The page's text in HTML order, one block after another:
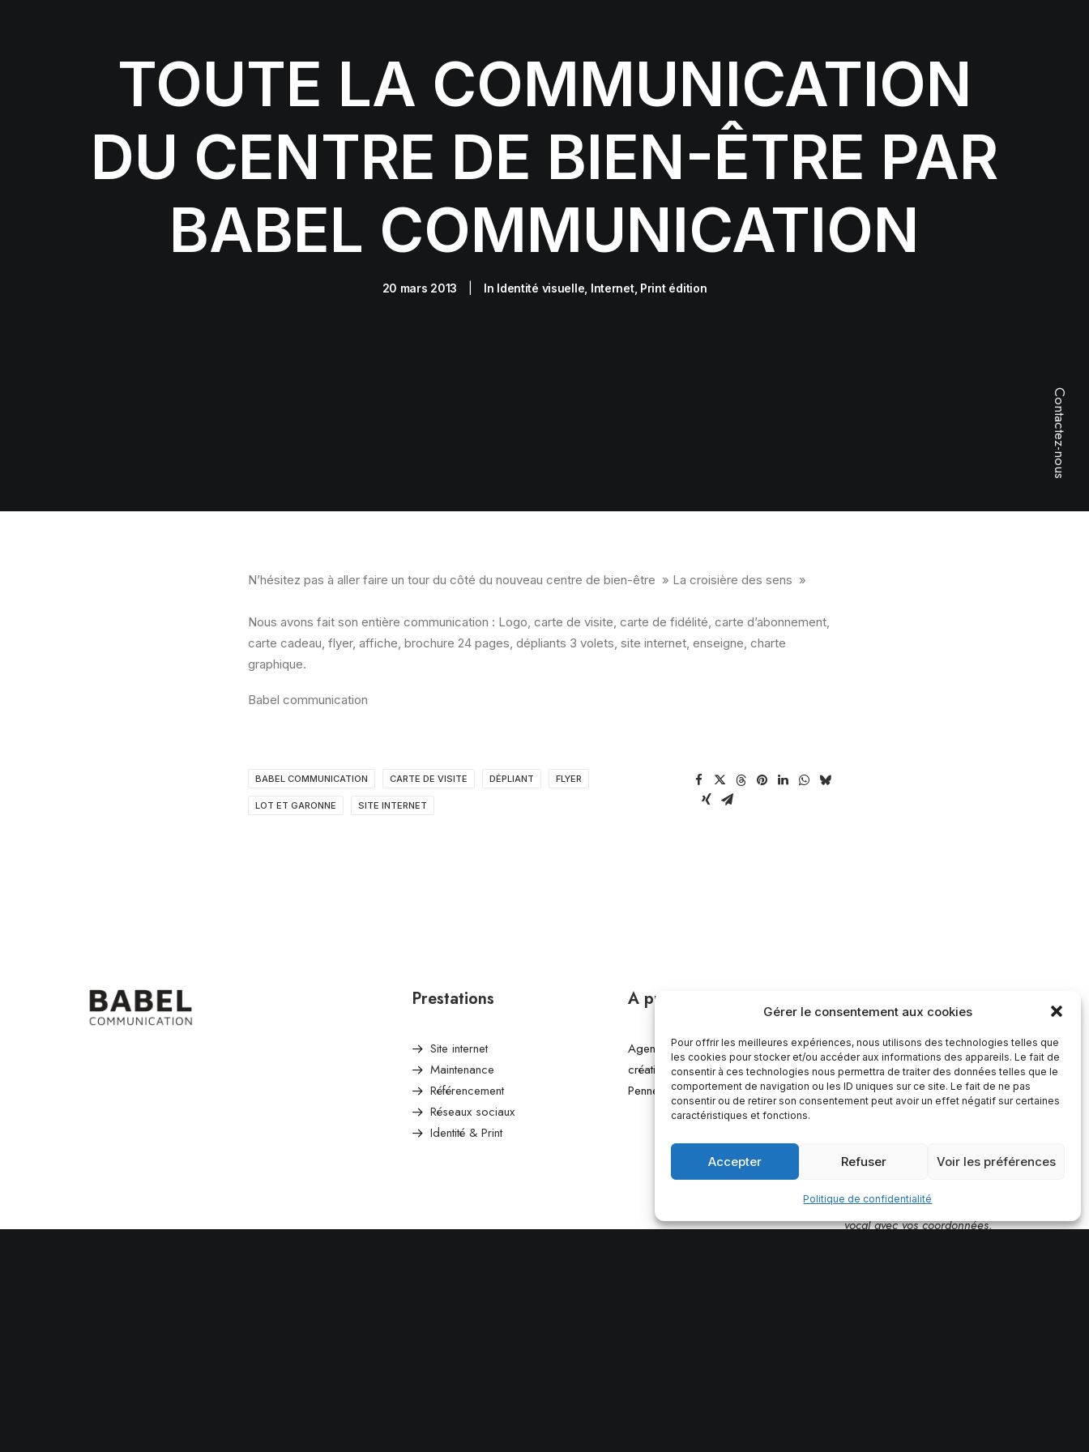
Gérer le consentement aux cookies
Pour offrir les meilleures expériences, nous utilisons des technologies telles que
les cookies pour stocker et/ou accéder aux informations des appareils. Le fait de
consentir à ces technologies nous permettra de traiter des données telles que le
comportement de navigation ou les ID uniques sur ce site. Le fait de ne pas
consentir ou de retirer son consentement peut avoir un effet négatif sur certaines
caractéristiques et fonctions.
Accepter Refuser Voir les préférences
Politique de confidentialité
TOUTE LA COMMUNICATION
DU CENTRE DE BIEN-ÊTRE PAR
BABEL COMMUNICATION
20 mars 2013 In Identité visuelle Internet, Print édition
N’hésitez pas à aller faire un tour du côté du nouveau centre de bien-être » La croisière des sens »
Nous avons fait son entière communication : Logo, carte de visite, carte de fidélité, carte d’abonnement,
carte cadeau, flyer, affiche, brochure 24 pages, dépliants 3 volets, site internet, enseigne, charte
graphique.
Babel communication
BABEL COMMUNICATION CARTE DE VISITE DÉPLIANT FLYER
LOT ET GARONNE SITE INTERNET
Prestations
Site internet
Maintenance
Référencement
Réseaux sociaux
Identité & Print
A propos
Agence de communication
créative en Lot et Garonne à
Penne d’agenais.
Envoyer un email
contact@babelcommunication.fr
06 59 43 24 82
indésirables, les appels sont
Merci de laisser un message
vocal avec vos coordonnées,
Contactez-nous